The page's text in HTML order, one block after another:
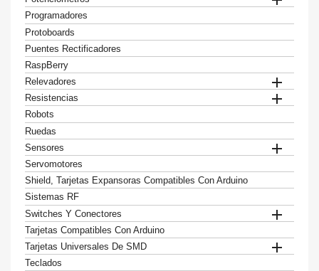
Programadores
Protoboards
Puentes Rectificadores
RaspBerry
Relevadores

Resistencias 
Robots
Ruedas
Sensores

Servomotores
Shield, Tarjetas Expansoras Compatibles Con Arduino
Sistemas RF
Switches Y Conectores

Tarjetas Compatibles Con Arduino
Tarjetas Universales De SMD

Teclados